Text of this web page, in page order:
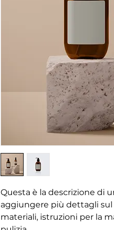
Questa è la descrizione di
aggiungere più dettagli
materiali, istruzioni per la